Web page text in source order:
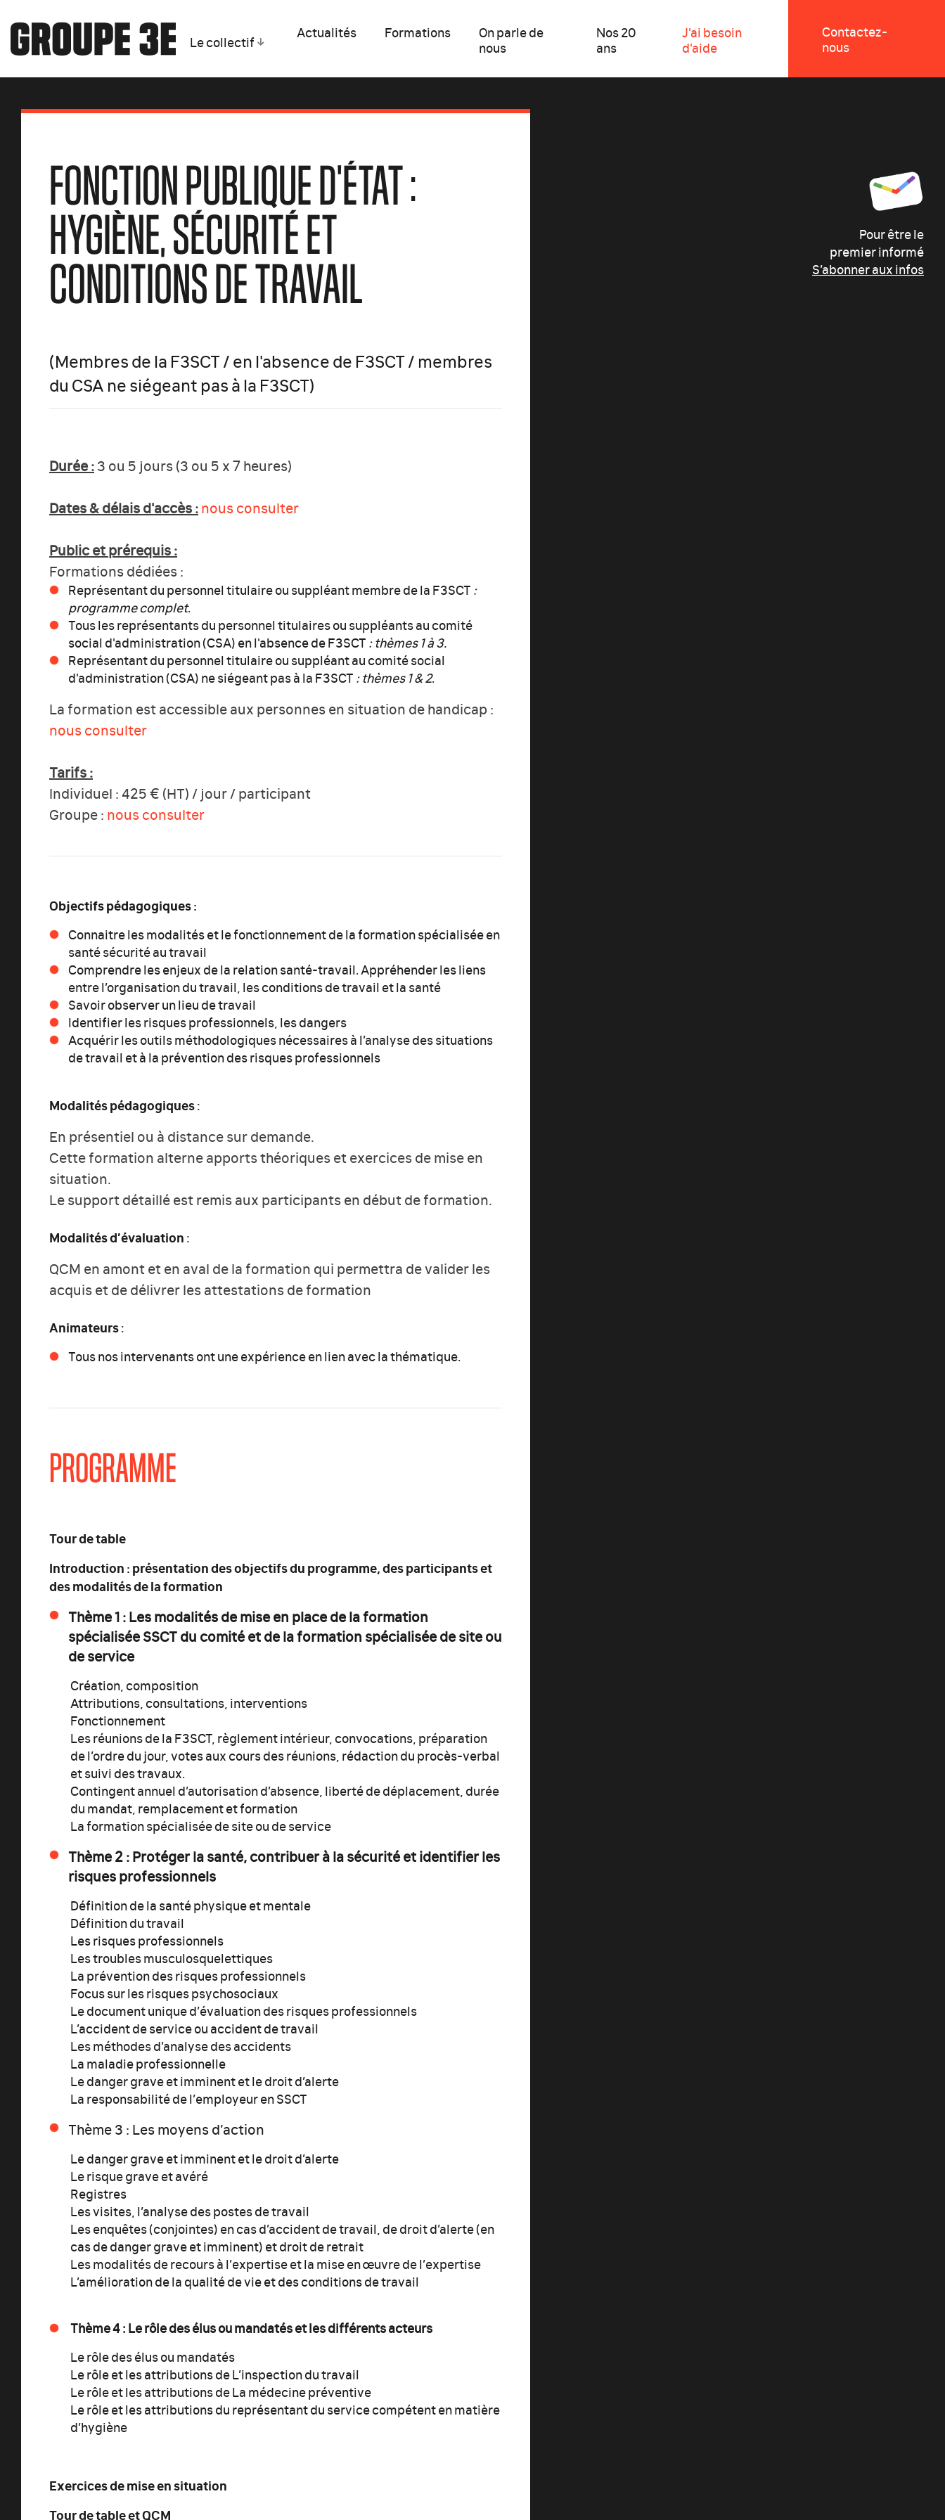
Contactez-
nous
Le collectif
Actualités Formations
On parle de
nous
Nos 20
ans
J'ai besoin
d'aide
FONCTION PUBLIQUE D'ÉTAT :
HYGIÈNE, SÉCURITÉ ET
CONDITIONS DE TRAVAIL
(Membres de la F3SCT / en l'absence de F3SCT / membres
du CSA ne siégeant pas à la F3SCT)
Durée :3 ou 5 jours (3 ou 5 x 7 heures)
Dates & délais d'accès :nous consulter
Public et prérequis :
Formations dédiées :
Représentant du personnel titulaire ou suppléant membre de la F3SCT:
programme complet.
Tous les représentants du personnel titulaires ou suppléants au comité
social d'administration (CSA) en l'absence de F3SCT: thèmes 1 à 3.
Représentant du personnel titulaire ou suppléant au comité social
d'administration (CSA) ne siégeant pas à la F3SCT: thèmes 1 & 2.
La formation est accessible aux personnes en situation de handicap :
nous consulter
Tarifs :
Individuel : 425 € (HT) / jour / participant
Groupe : nous consulter
Objectifs pédagogiques :
Connaitre les modalités et le fonctionnement de la formation spécialisée en
santé sécurité au travail
Comprendre les enjeux de la relation santé-travail. Appréhender les liens
entre l’organisation du travail, les conditions de travail et la santé
Savoir observer un lieu de travail
Identifier les risques professionnels, les dangers
Acquérir les outils méthodologiques nécessaires à l’analyse des situations
de travail et à la prévention des risques professionnels
Modalités pédagogiques:
En présentiel ou à distance sur demande.
Cette formation alterne apports théoriques et exercices de mise en
situation.
Le support détaillé est remis aux participants en début de formation.
Modalités d’évaluation:
QCM en amont et en aval de la formation qui permettra de valider les
acquis et de délivrer les attestations de formation
Animateurs:
Tous nos intervenants ont une expérience en lien avec la thématique.
PROGRAMME
Tour de table
Introduction : présentation des objectifs du programme, des participants et
des modalités de la formation
Thème 1 : Les modalités de mise en place de la formation
spécialisée SSCT du comité et de la formation spécialisée de site ou
de service
Création, composition
Attributions, consultations, interventions
Fonctionnement
Les réunions de la F3SCT, règlement intérieur, convocations, préparation
de l’ordre du jour, votes aux cours des réunions, rédaction du procès-verbal
et suivi des travaux.
Contingent annuel d’autorisation d’absence, liberté de déplacement, durée
du mandat, remplacement et formation
La formation spécialisée de site ou de service
Thème 2 : Protéger la santé, contribuer à la sécurité et identifier les
risques professionnels
Définition de la santé physique et mentale
Définition du travail
Les risques professionnels
Les troubles musculosquelettiques
La prévention des risques professionnels
Focus sur les risques psychosociaux
Le document unique d’évaluation des risques professionnels
L’accident de service ou accident de travail
Les méthodes d’analyse des accidents
La maladie professionnelle
Le danger grave et imminent et le droit d’alerte
La responsabilité de l’employeur en SSCT
Thème 3 : Les moyens d’action
Le danger grave et imminent et le droit d’alerte
Le risque grave et avéré
Registres
Les visites, l’analyse des postes de travail
Les enquêtes (conjointes) en cas d’accident de travail, de droit d’alerte (en
cas de danger grave et imminent) et droit de retrait
Les modalités de recours à l’expertise et la mise en œuvre de l’expertise
L’amélioration de la qualité de vie et des conditions de travail
Thème 4 : Le rôle des élus ou mandatés et les différents acteurs
Le rôle des élus ou mandatés
Le rôle et les attributions de L’inspection du travail
Le rôle et les attributions de La médecine préventive
Le rôle et les attributions du représentant du service compétent en matière
d’hygiène
Exercices de mise en situation
Tour de table et QCM
Pour être le
premier informé
S’abonner aux infos